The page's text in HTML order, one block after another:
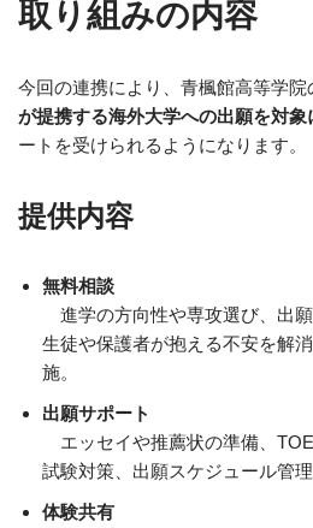
取り組みの内容
今回の連携により、青楓館高等学院
が提携する海外大学への出願を対象
ートを受けられるようになります。
提供内容
無料相談
進学の方向性や専攻選び、出願
生徒や保護者が抱える不安を解
施。
出願サポート
エッセイや推薦状の準備、
試験対策、出願スケジュール管理
体験共有